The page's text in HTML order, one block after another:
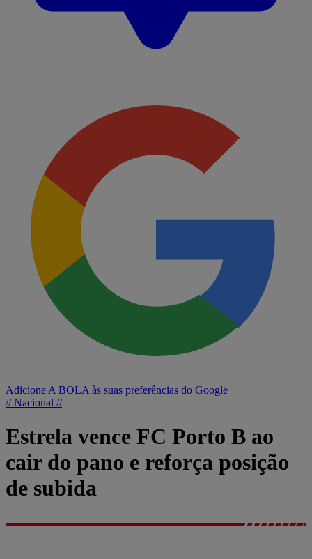
Adicione A BOLA às suas preferências do Google
// Nacional //
Estrela vence FC Porto B ao
cair do pano e reforça posição
de subida